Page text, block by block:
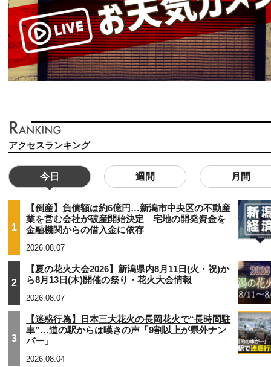
アクセスランキング
今日 週間 月間
1
【倒産】負債額は約6億円…新潟市中央区の不動産
業を営む会社が破産開始決定 宅地の開発資金を
金融機関からの借入金に依存
2026.08.07
2
【夏の花火大会2026】新潟県内8月11日(火・祝)か
ら8月13日(木)開催の祭り・花火大会情報
2026.08.07
3
【迷惑行為】日本三大花火の長岡花火で“長時間駐
車”…道の駅からは嘆きの声「9割以上が県外ナン
バー」
2026.08.04